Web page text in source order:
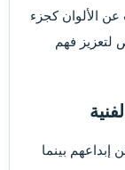
الألوان كجزء
لتعزيز فهم
إبداعهم بينما